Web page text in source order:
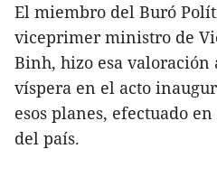
El miembro del Buró
viceprimer ministro de
Binh, hizo esa
víspera en el acto
esos planes, efectuado
del país.